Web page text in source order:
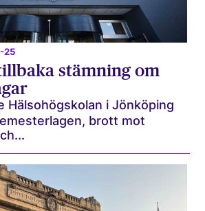
25
stämning om
Hälsohögskolan i Jönköping
brott mot